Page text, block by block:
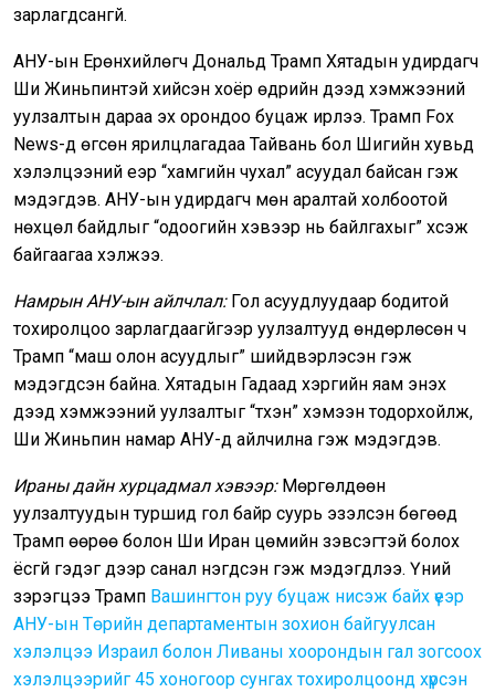
зарлагдсангүй.
АНУ-ын Ерөнхийлөгч Дональд Трамп Хятадын удирдагч
Ши Жиньпинтэй хийсэн хоёр өдрийн дээд хэмжээний
уулзалтын дараа эх орондоо буцаж ирлээ. Трамп Fox
News-д өгсөн ярилцлагадаа Тайвань бол Шигийн хувьд
хэлэлцээний үеэр “хамгийн чухал” асуудал байсан гэж
мэдэгдэв. АНУ-ын удирдагч мөн аралтай холбоотой
нөхцөл байдлыг “одоогийн хэвээр нь байлгахыг” хүсэж
байгаагаа хэлжээ.
Намрын АНУ-ын айлчлал:Гол асуудлуудаар бодитой
тохиролцоо зарлагдаагүйгээр уулзалтууд өндөрлөсөн ч
Трамп “маш олон асуудлыг” шийдвэрлэсэн гэж
мэдэгдсэн байна. Хятадын Гадаад хэргийн яам энэхүү
дээд хэмжээний уулзалтыг “түүхэн” хэмээн тодорхойлж,
Ши Жиньпин намар АНУ-д айлчилна гэж мэдэгдэв.
Ираны дайн хурцадмал хэвээр:Мөргөлдөөн
уулзалтуудын туршид гол байр суурь эзэлсэн бөгөөд
Трамп өөрөө болон Ши Иран цөмийн зэвсэгтэй болох
ёсгүй гэдэг дээр санал нэгдсэн гэж мэдэгдлээ. Үүний
зэрэгцээ Трамп Вашингтон руу буцаж нисэж байх үеэр
АНУ-ын Төрийн департаментын зохион байгуулсан
хэлэлцээ Израил болон Ливаны хоорондын гал зогсоох
хэлэлцээрийг 45 хоногоор сунгах тохиролцоонд хүрсэн